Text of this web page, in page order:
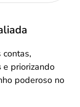
e priorizando
poderoso no